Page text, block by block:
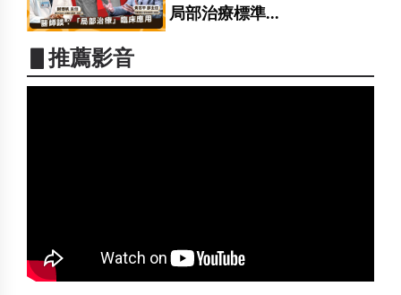
局部治療標準...
▋推薦影音